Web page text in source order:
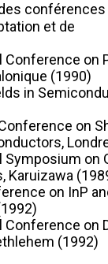
et de
on
(1990)
in
on
on
Karuizawa
on InP
Conference on
(1992)